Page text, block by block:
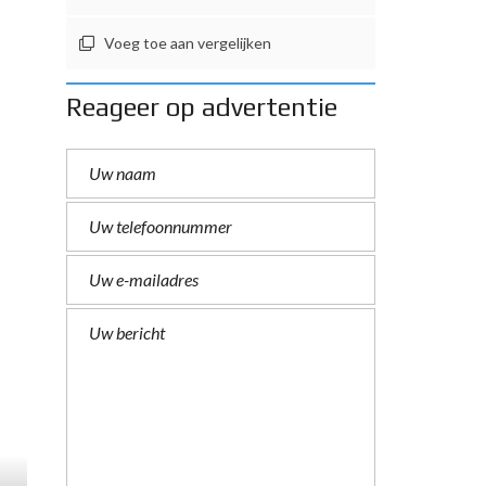
Voeg toe aan vergelijken
Reageer op advertentie